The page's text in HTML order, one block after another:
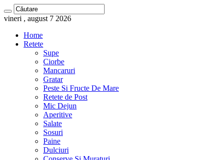
vineri , august 7 2026
Home
Retete
Supe
Ciorbe
Mancaruri
Gratar
Peste Si Fructe De Mare
Retete de Post
Mic Dejun
Aperitive
Salate
Sosuri
Paine
Dulciuri